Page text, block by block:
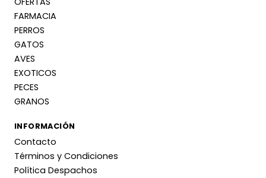
FARMACIA
PERROS
GATOS
AVES
EXOTICOS
PECES
GRANOS
INFORMACIÓN
Contacto
Términos y Condiciones
Política Despachos